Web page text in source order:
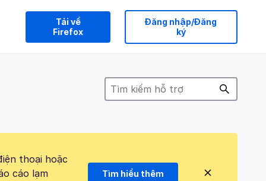
Tải về
Firefox
Đăng nhập/Đăng
ký
thoại hoặc
cáo lạm
Tìm hiểu thêm